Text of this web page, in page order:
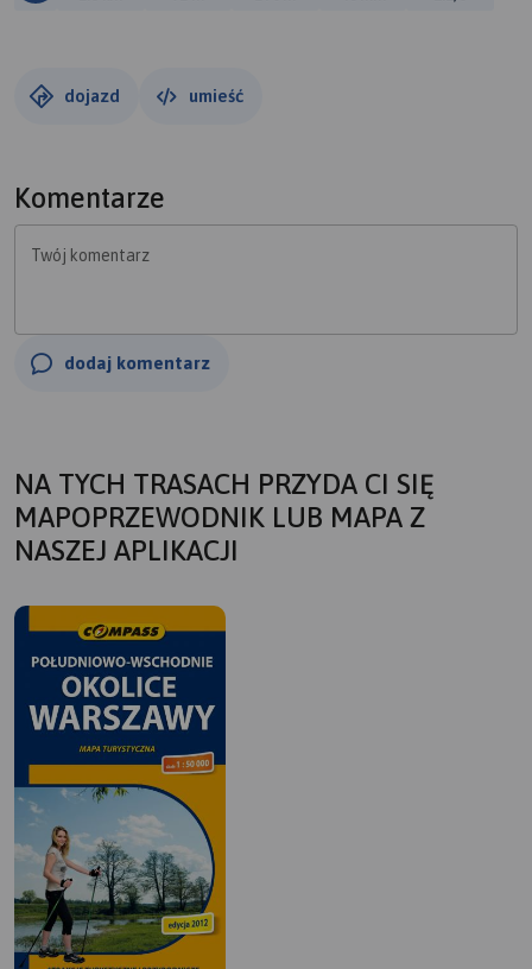
dojazd umieść
Komentarze
Twój komentarz
dodaj komentarz
NA TYCH TRASACH PRZYDA CI SIĘ
MAPOPRZEWODNIK LUB MAPA Z
NASZEJ APLIKACJI